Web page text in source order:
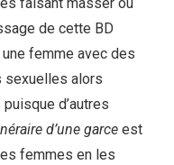
de cette BD
femme avec des
sexuelles alors
d’autres
d’une garce est
femmes en les